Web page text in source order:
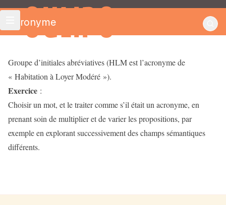
OULIPO
Acronyme
Groupe d’initiales abréviatives (HLM est l’acronyme de
« Habitation à Loyer Modéré »).
Exercice :
Choisir un mot, et le traiter comme s’il était un acronyme, en
prenant soin de multiplier et de varier les propositions, par
exemple en explorant successivement des champs sémantiques
différents.